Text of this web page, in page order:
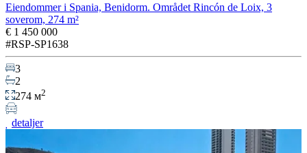
Eiendommer i Spania, Benidorm. Området Rincón de Loix, 3
soverom, 274 m²
€ 1 450 000
#RSP-SP1638
3
2
274 м2
detaljer